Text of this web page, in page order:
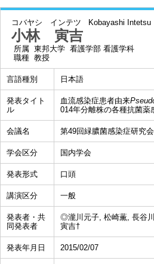
コバヤシ インテツ Kobayashi Intetsu
小林 寅吉
所属 東邦大学 看護学部 看護学科
職種 教授
言語種別 日本語
発表タイト
ル
血流感染症患者由来
014年分離株の各種抗菌薬
会議名 第49回緑膿菌感染症研究会
学会区分 国内学会
発表形式 口頭
講演区分 一般
発表者・共
同発表者
◎瀧川元子, 松崎薫, 長谷
寅吉†
発表年月日 2015/02/07